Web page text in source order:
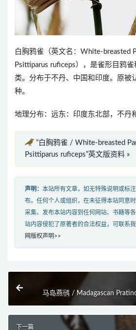
白胸鸦雀（英文名：White-breasted
Psittiparus ruficeps），是雀形目鸦
类。分布于不丹、中国和印度。原被
种。
地理分布：远东：印度东北部，不丹
“白胸鸦雀 / White-breasted
Psittiparus ruficeps”英文版资料 »
声明： 本站所有文章，如无特殊说明或标
布。任何个人或组织，在未征得本站同意时
采集、发布本站内容到任何网站、书籍等
站内容侵犯了原著者的合法权益，可联系我
网版权声明>>
马岛燕鸻 / Madagascan
下一篇